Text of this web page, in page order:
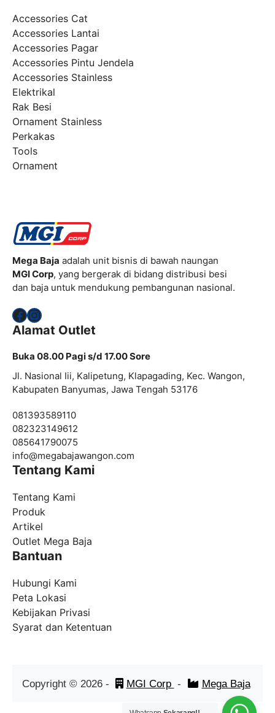
Accessories Cat
Accessories Lantai
Accessories Pagar
Accessories Pintu Jendela
Accessories Stainless
Elektrikal
Rak Besi
Ornament Stainless
Perkakas
Tools
Ornament
Mega Baja adalah unit bisnis di bawah naungan
MGI Corp, yang bergerak di bidang distribusi besi
dan baja untuk mendukung pembangunan nasional.
Facebook
Instagram
Alamat Outlet
Buka 08.00 Pagi s/d 17.00 Sore
Jl. Nasional Iii, Kalipetung, Klapagading, Kec. Wangon,
Kabupaten Banyumas, Jawa Tengah 53176
081393589110
082323149612
085641790075
info@megabajawangon.com
Tentang Kami
Tentang Kami
Produk
Artikel
Outlet Mega Baja
Bantuan
Hubungi Kami
Peta Lokasi
Kebijakan Privasi
Syarat dan Ketentuan
Copyright © 2026- MGI Corp - Mega Baja